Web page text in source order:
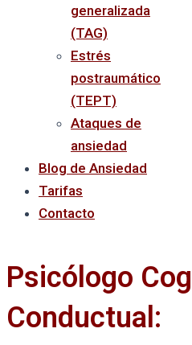
generalizada
(TAG)
Estrés
postraumático
(TEPT)
Ataques de
ansiedad
Blog de Ansiedad
Tarifas
Contacto
Psicólogo
Conductual: